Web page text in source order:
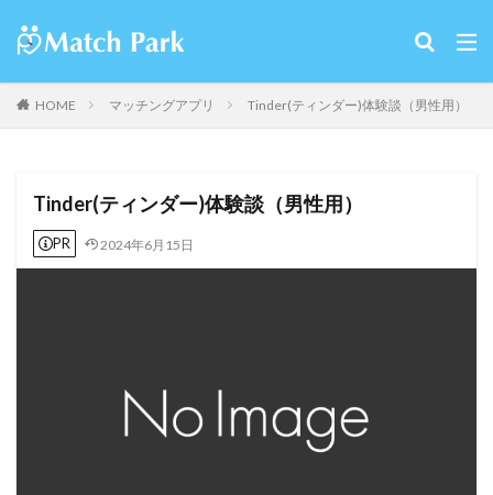
HOME マッチングアプリ Tinder(ティンダー)体験談（男性用）
Tinder(ティンダー)体験談（男性用）
PR 2024年6月15日